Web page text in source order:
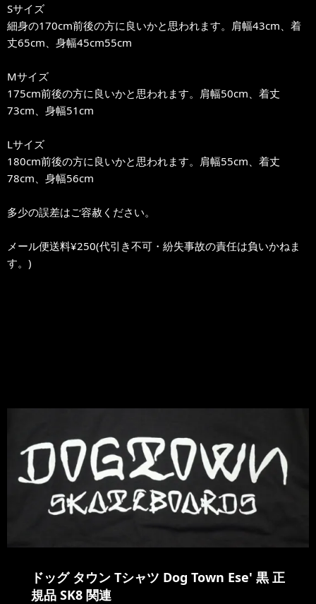
Sサイズ
細身の170cm前後の方に良いかと思われます。肩幅43cm、着
丈65cm、身幅45cm55cm
Mサイズ
175cm前後の方に良いかと思われます。肩幅50cm、着丈
73cm、身幅51cm
Lサイズ
180cm前後の方に良いかと思われます。肩幅55cm、着丈
78cm、身幅56cm
多少の誤差はご容赦ください。
メール便送料¥250(代引き不可・紛失事故の責任は負いかねま
す。)
ドッグ タウン Tシャツ Dog Town Ese' 黒 正
規品 SK8 関連